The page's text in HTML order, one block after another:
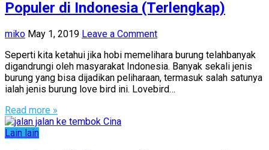
Populer di Indonesia (Terlengkap)
miko May 1, 2019 Leave a Comment
Seperti kita ketahui jika hobi memelihara burung telahbanyak
digandrungi oleh masyarakat Indonesia. Banyak sekali jenis
burung yang bisa dijadikan peliharaan, termasuk salah satunya
ialah jenis burung love bird ini. Lovebird…
Read more »
Lain lain